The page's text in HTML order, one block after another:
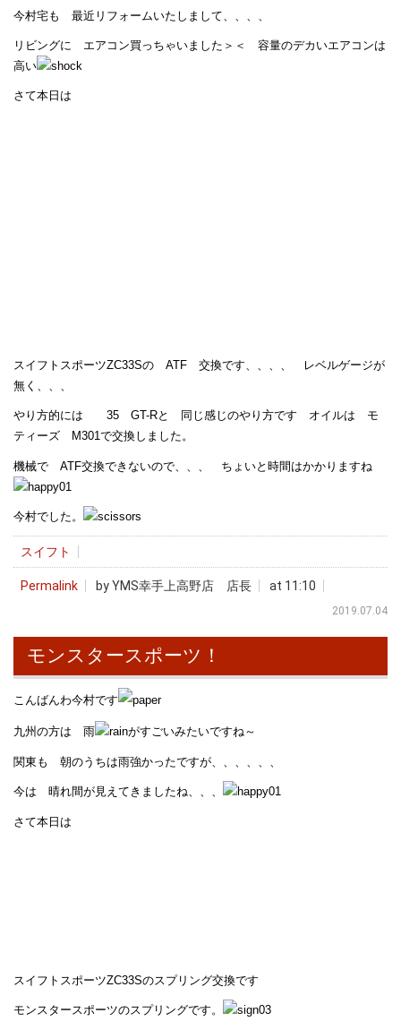
今村宅も 最近リフォームいたしまして、、、、
リビングに エアコン買っちゃいました＞＜ 容量のデカいエアコンは
高い
さて本日は
スイフトスポーツZC33Sの ATF 交換です、、、、 レベルゲージが
無く、、、
やり方的には 35 GT-Rと 同じ感じのやり方です オイルは モ
ティーズ M301で交換しました。
機械で ATF交換できないので、、、 ちょいと時間はかかりますね
今村でした。
スイフト
Permalink by YMS幸手上高野店 店長 at 11:10
2019.07.04
モンスタースポーツ！
こんばんわ今村です
九州の方は 雨 がすごいみたいですね～
関東も 朝のうちは雨強かったですが、、、、、、
今は 晴れ間が見えてきましたね、、、
さて本日は
スイフトスポーツZC33Sのスプリング交換です
モンスタースポーツのスプリングです。